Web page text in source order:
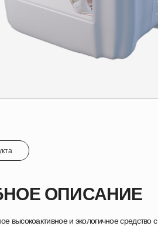
высокоактивное и экологичное средство c
ОПИСАНИЕ